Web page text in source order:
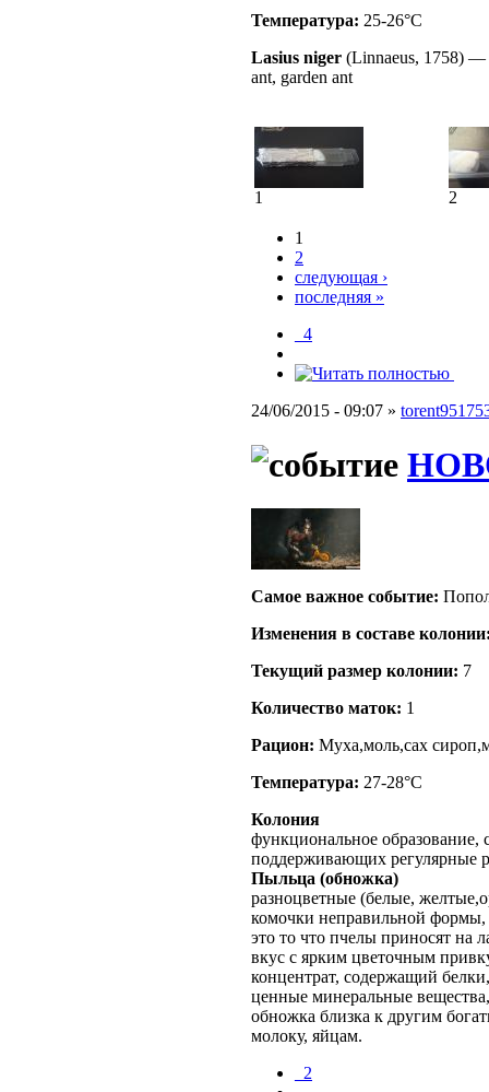
Температура: 25-26°C
Lasius niger (Linnaeus, 1758) —
ant, garden ant
1 2
1
2
следующая ›
последняя »
_4
24/06/2015 - 09:07 »
Самое важное событие:
Изменения в составе
Текущий размер кoлонии: 7
Количество маток: 1
Рацион: Муха,моль,сах
Температура: 27-28°C
Колония
функциональное образование,
поддерживающих регулярные
Пыльца (обножка)
разноцветные (белые,
комочки неправильной
это то что пчелы приносят на
вкус с ярким цветочным
концентрат, содержащий
ценные минеральные
обножка близка к другим
молоку, яйцам.
_2